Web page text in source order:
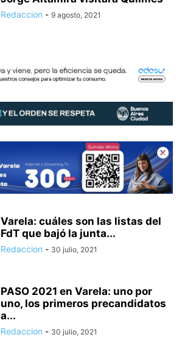
Redaccion - 9 agosto, 2021
Varela: cuáles son las listas del
FdT que bajó la junta...
Redaccion - 30 julio, 2021
PASO 2021 en Varela: uno por
uno, los primeros precandidatos
a...
Redaccion - 30 julio, 2021